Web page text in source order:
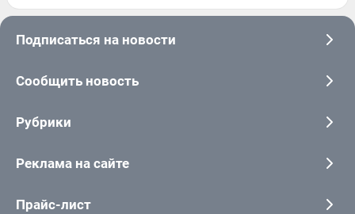
Подписаться на новости
Сообщить новость
Рубрики
Реклама на сайте
Прайс-лист